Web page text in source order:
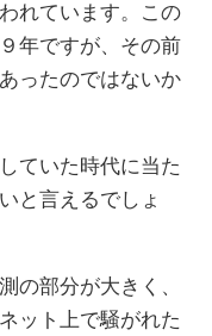
れています。この
年ですが、その前
ったのではないか
ていた時代に当た
と言えるでしょ
の部分が大きく、
ット上で騒がれた